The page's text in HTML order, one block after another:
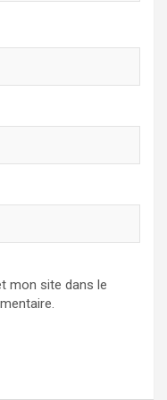
mon site dans le